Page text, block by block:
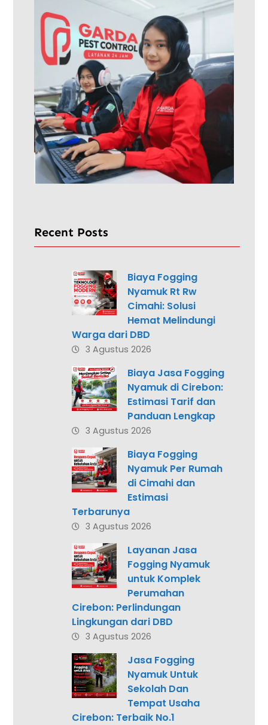
Recent Posts
Biaya Fogging
Nyamuk Rt Rw
Cimahi: Solusi
Hemat Melindungi
Warga dari DBD
3 Agustus 2026
Biaya Jasa Fogging
Nyamuk di Cirebon:
Estimasi Tarif dan
Panduan Lengkap
3 Agustus 2026
Biaya Fogging
Nyamuk Per Rumah
di Cimahi dan
Estimasi
Terbarunya
3 Agustus 2026
Layanan Jasa
Fogging Nyamuk
untuk Komplek
Perumahan
Cirebon: Perlindungan
Lingkungan dari DBD
3 Agustus 2026
Jasa Fogging
Nyamuk Untuk
Sekolah Dan
Tempat Usaha
Cirebon: Terbaik No.1